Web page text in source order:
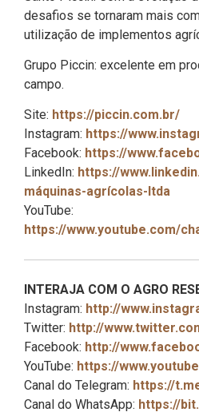
desafios se tornaram mais
utilização de implementos
Grupo Piccin: excelente em
campo.
Site: https://piccin.com.br/
Instagram: https://
Facebook: https://
LinkedIn: https://
máquinas-agrícolas-ltda
YouTube:
https://www.youtube.com/
INTERAJA COM O AGRO
Instagram: http://
Twitter: http://
Facebook: http://
YouTube: https://
Canal do Telegram: https://
Canal do WhatsApp: https://